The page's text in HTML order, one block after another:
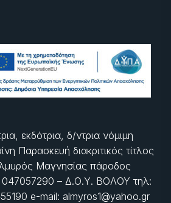
εκδότρια, δ/ντρια νόμιμη
Παρασκευή διακριτικός τίτλος
Μαγνησίας πάροδος
– Δ.Ο.Υ. ΒΟΛΟΥ τηλ:
e-mail: almyros1@yahoo.gr